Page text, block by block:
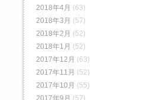
2018年4月 (63)
2018年3月 (57)
2018年2月 (52)
2018年1月 (52)
2017年12月 (63)
2017年11月 (52)
2017年10月 (55)
2017年9月 (57)